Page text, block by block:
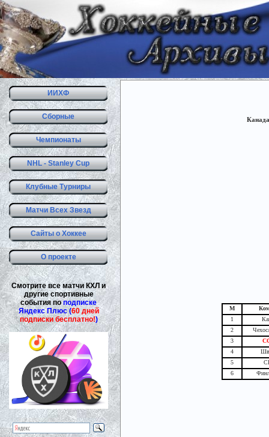
ИИХФ
Сборные
Чемпионаты
NHL - Stanley Cup
Клубные Турниры
Матчи Всех Звезд
Сайты о Хоккее
О проекте
Смотрите все матчи КХЛ и
другие спортивные
события поподписке
Яндекс Плюс (60 дней
подписки бесплатно!)
М
1
2
3
4
5
6